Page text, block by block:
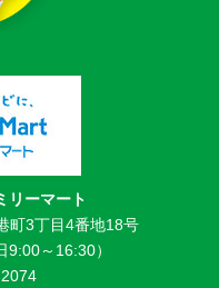
ーマート
3丁目4番地18号
～16:30）